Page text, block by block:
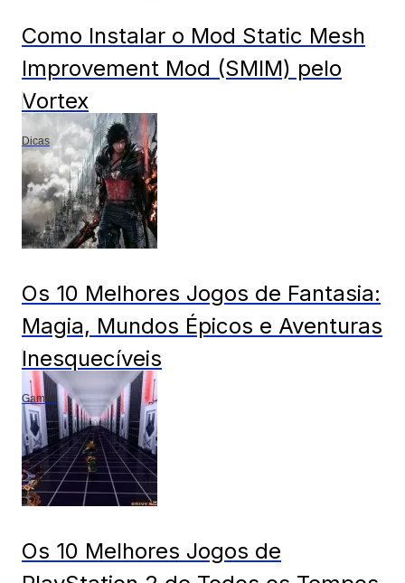
Como Instalar o Mod Static Mesh
Improvement Mod (SMIM) pelo
Vortex
Dicas
Os 10 Melhores Jogos de Fantasia:
Magia, Mundos Épicos e Aventuras
Inesquecíveis
Games
Os 10 Melhores Jogos de